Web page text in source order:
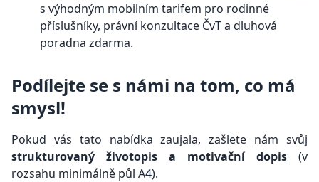
s výhodným mobilním tarifem pro rodinné
příslušníky, právní konzultace ČvT a dluhová
poradna zdarma.
Podílejte se s námi na tom, co má
smysl!
Pokud vás tato nabídka zaujala, zašlete nám svůj
strukturovaný životopis a motivační dopis (v
rozsahu minimálně půl A4).